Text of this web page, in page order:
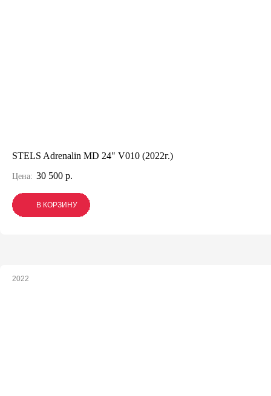
STELS Adrenalin MD 24" V010 (2022г.)
Цена: 30 500 р.
В КОРЗИНУ
В КОРЗИНУ
В КОРЗИНУ
2022